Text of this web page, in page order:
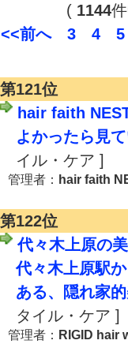
( 1144
<<前へ
3 4 5
第121位
hair faith
よかったら見
イル・ケア ]
管理者： hair faith
第122位
代々木上原の
代々木上原駅
ある、隠れ家
タイル・ケア ]
管理者： RIGID hair